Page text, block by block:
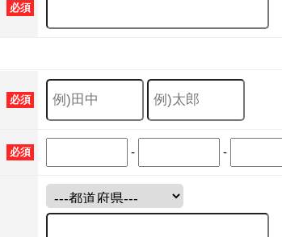
必須
必須
必須 - -